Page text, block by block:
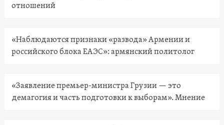
отношений
«Наблюдаются признаки «развода» Армении и
российского блока ЕАЭС»: армянский политолог
«Заявление премьер-министра Грузии — это
демагогия и часть подготовки к выборам». Мнение